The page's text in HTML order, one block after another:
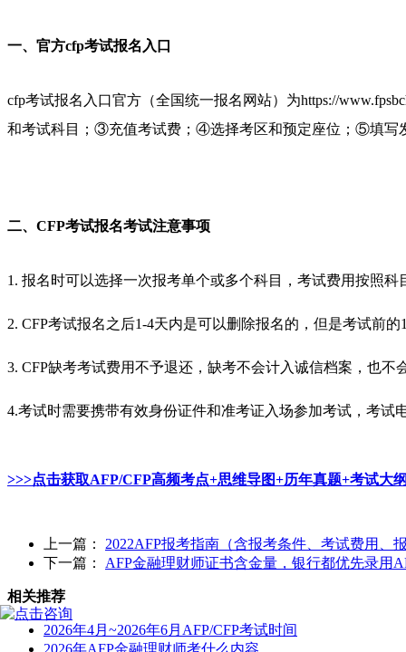
一、 官方cfp考试报名入口
cfp考试报名入口官方（全国统一报名网站）为https://
和考试科目；③充值考试费；④选择考区和预定座位；⑤填写
二、 CFP考试报名考试注意事项
1. 报名时可以选择一次报考单个或多个科目，考试费用按照科
2. CFP考试报名之后1-4天内是可以删除报名的，但是考试前的
3. CFP缺考考试费用不予退还，缺考不会计入诚信档案，也不
4.考试时需要携带有效身份证件和准考证入场参加考试，考
>>>点击获取AFP/CFP高频考点+思维导图+历年真题+考试大
上一篇：
2022AFP报考指南（含报考条件、考试费用、报
下一篇：
AFP金融理财师证书含金量，银行都优先录用
相关推荐
2026年4月~2026年6月AFP/CFP考试时间